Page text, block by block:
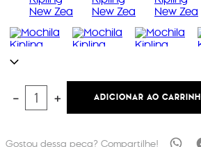
＋
－ ADICIONAR AO